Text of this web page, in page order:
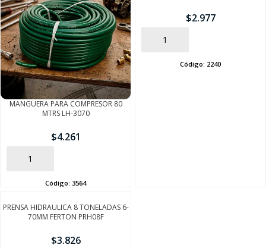
MANGUERA PARA COMPRESOR 80
MTRS LH-3070
$4.261
AÑADIR
Código: 3564
$2.977
AÑADIR
Código: 2240
PRENSA HIDRAULICA 8 TONELADAS 6-
70MM FERTON PRH08F
$3.826
FINALIZÁ TU COMPRA